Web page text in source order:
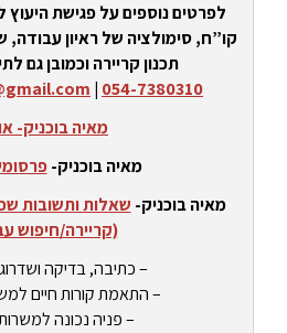
לפרטים נוספים על פגישת
קו”ח, סימולציה של ראיון עבודה,
תכנון קריירה וכמובן גם
054-7380310
|
מאיה בוכניק-
מאיה בוכניק-
מאיה בוכניק- שאלות ותשובות
(קריירה/חיפוש
– כתיבה, בדיקה ושדרוג
– התאמת קורות חיים
– פניה נכונה